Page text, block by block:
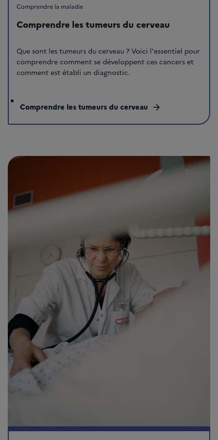
Comprendre la maladie
Comprendre les tumeurs du cerveau
Que sont les tumeurs du cerveau ? Voici l'essentiel pour
comprendre comment se développent ces cancers et
comment est établi un diagnostic.
Comprendre les tumeurs du cerveau arrow_forward